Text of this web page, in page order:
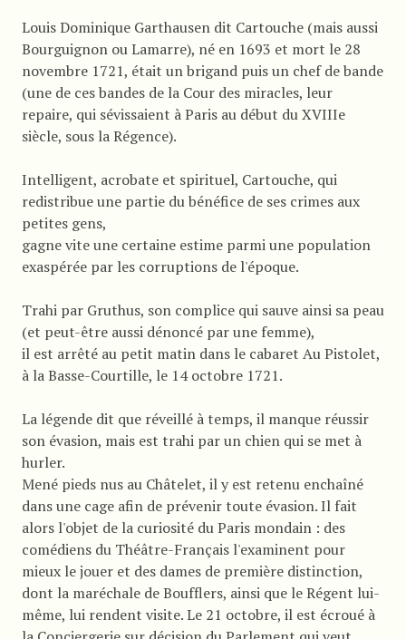
Louis Dominique Garthausen dit Cartouche (mais aussi
Bourguignon ou Lamarre), né en 1693 et mort le 28
novembre 1721, était un brigand puis un chef de bande
(une de ces bandes de la Cour des miracles, leur
repaire, qui sévissaient à Paris au début du XVIIIe
siècle, sous la Régence).
Intelligent, acrobate et spirituel, Cartouche, qui
redistribue une partie du bénéfice de ses crimes aux
petites gens,
gagne vite une certaine estime parmi une population
exaspérée par les corruptions de l'époque.
Trahi par Gruthus, son complice qui sauve ainsi sa peau
(et peut-être aussi dénoncé par une femme),
il est arrêté au petit matin dans le cabaret Au Pistolet,
à la Basse-Courtille, le 14 octobre 1721.
La légende dit que réveillé à temps, il manque réussir
son évasion, mais est trahi par un chien qui se met à
hurler.
Mené pieds nus au Châtelet, il y est retenu enchaîné
dans une cage afin de prévenir toute évasion. Il fait
alors l'objet de la curiosité du Paris mondain : des
comédiens du Théâtre-Français l'examinent pour
mieux le jouer et des dames de première distinction,
dont la maréchale de Boufflers, ainsi que le Régent lui-
même, lui rendent visite. Le 21 octobre, il est écroué à